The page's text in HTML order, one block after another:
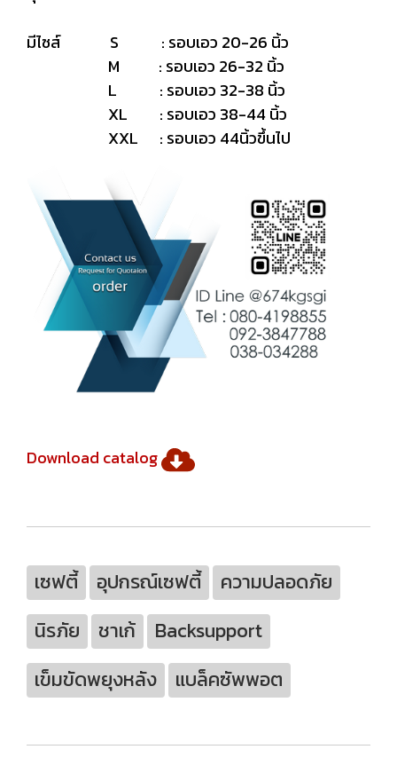
มีไซส์ S : รอบเอว 20-26 นิ้ว
M : รอบเอว 26-32 นิ้ว
L : รอบเอว 32-38 นิ้ว
XL : รอบเอว 38-44 นิ้ว
XXL : รอบเอว 44นิ้วขึ้นไป
Download catalog
เซฟตี้ อุปกรณ์เซฟตี้
ความปลอดภัย
นิรภัย
ชาเก้
Backsupport
เข็มขัดพยุงหลัง
แบล็คซัพพอต